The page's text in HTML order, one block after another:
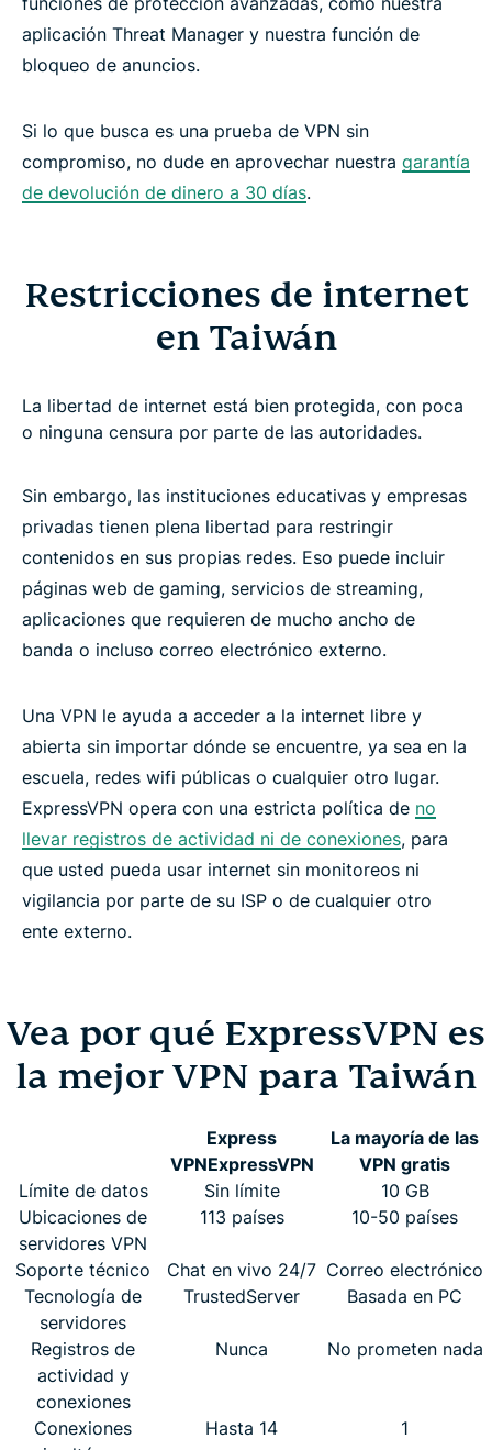
aplicación Threat Manager y nuestra función de
bloqueo de anuncios.
Si lo que busca es una prueba de VPN sin
compromiso, no dude en aprovechar nuestra garantía
de devolución de dinero a 30 días.
Restricciones de internet
en Taiwán
La libertad de internet está bien protegida, con poca
o ninguna censura por parte de las autoridades.
Sin embargo, las instituciones educativas y empresas
privadas tienen plena libertad para restringir
contenidos en sus propias redes. Eso puede incluir
páginas web de gaming, servicios de streaming,
aplicaciones que requieren de mucho ancho de
banda o incluso correo electrónico externo.
Una VPN le ayuda a acceder a la internet libre y
abierta sin importar dónde se encuentre, ya sea en la
escuela, redes wifi públicas o cualquier otro lugar.
ExpressVPN opera con una estricta política de no
llevar registros de actividad ni de conexiones, para
que usted pueda usar internet sin monitoreos ni
vigilancia por parte de su ISP o de cualquier otro
ente externo.
Vea por qué ExpressVPN es
la mejor VPN para Taiwán
Express
VPNExpressVPN
La mayoría de las
VPN gratis
Límite de datos
Sin límite
10 GB
Ubicaciones de
servidores VPN
113 países 10-50 países
Soporte técnico Chat en vivo 24/7 Correo electrónico
Tecnología de
servidores
TrustedServer Basada en PC
Registros de
actividad y
conexiones
Nunca No prometen nada
Conexiones
Hasta 14 1